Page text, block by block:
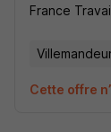
France
Cette offre